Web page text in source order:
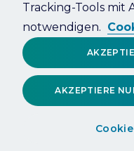
Tracking-Tools mit
notwendigen.
AKZEPTIERE